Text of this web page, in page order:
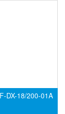
DX-18/200-01A